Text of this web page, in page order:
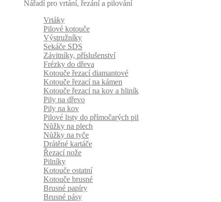
Nářadí pro vrtání, řezání a pilování
Vrtáky
Pilové kotouče
Výstružníky
Sekáče SDS
Závitníky, příslušenství
Frézky do dřeva
Kotouče řezací diamantové
Kotouče řezací na kámen
Kotouče řezací na kov a hliník
Pily na dřevo
Pily na kov
Pilové listy do přímočarých pil
Nůžky na plech
Nůžky na tyče
Drátěné kartáče
Řezací nože
Pilníky
Kotouče ostatní
Kotouče brusné
Brusné papíry
Brusné pásy